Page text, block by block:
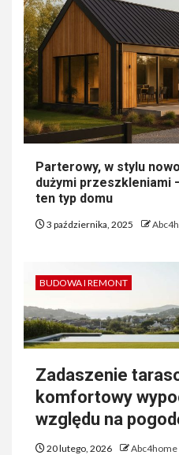
Parterowy, w stylu
dużymi przeszkleniami
ten typ domu
3 października, 2025
BUDOWA I REMONT
Zadaszenie
komfortowy
względu na
20 lutego, 2026 Abc4home